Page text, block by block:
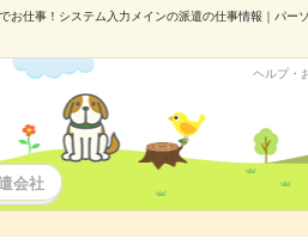
お仕事！システム入力メインの派遣の仕事情報｜パ
ヘルプ・
会社